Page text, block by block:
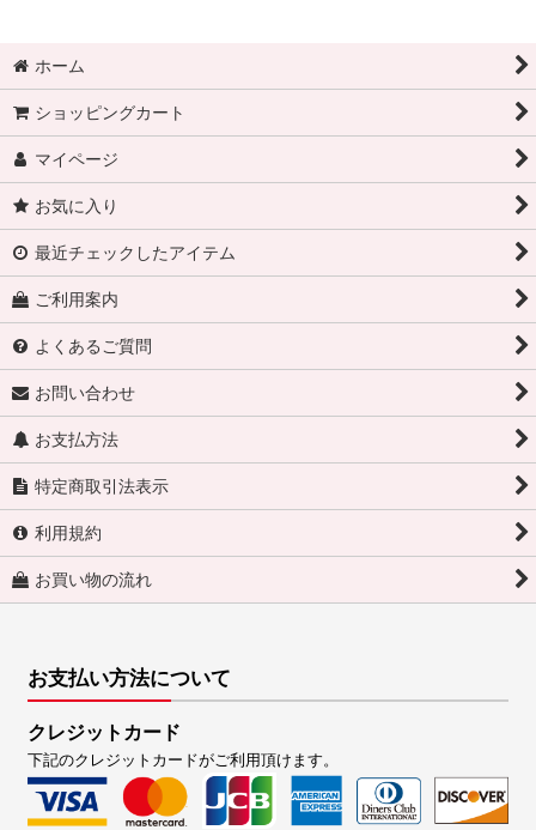
ホーム
ショッピングカート
マイページ
お気に入り
最近チェックしたアイテム
ご利用案内
よくあるご質問
お問い合わせ
お支払方法
特定商取引法表示
利用規約
お買い物の流れ
お支払い方法について
クレジットカード
下記のクレジットカードがご利用頂けます。